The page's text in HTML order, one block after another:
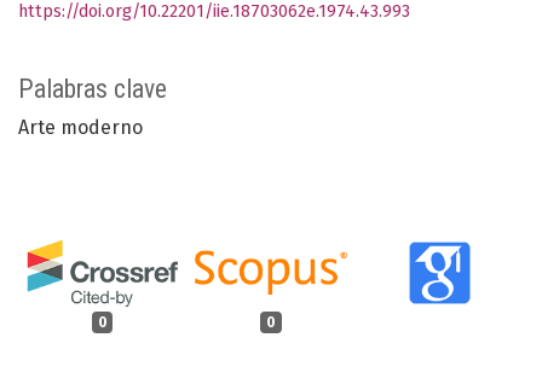
Palabras clave
Arte moderno
0 0
https://doi.org/10.22201/iie.18703062e.1974.43.993